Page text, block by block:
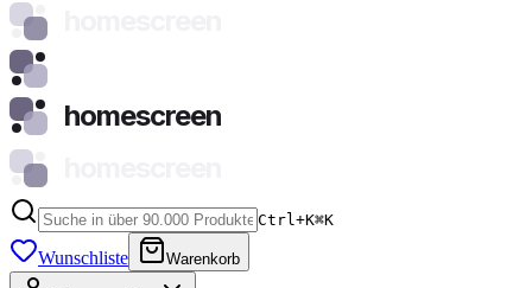
homescreen
Ctrl+K⌘K
Wunschliste Warenkorb